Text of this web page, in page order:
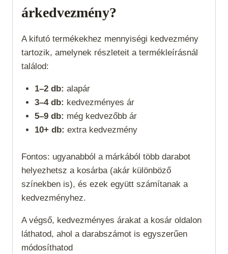
árkedvezmény?
A kifutó termékekhez mennyiségi kedvezmény
tartozik, amelynek részleteit a termékleírásnál
találod:
1–2 db: alapár
3–4 db: kedvezményes ár
5–9 db: még kedvezőbb ár
10+ db: extra kedvezmény
Fontos: ugyanabból a márkából több darabot
helyezhetsz a kosárba (akár különböző
színekben is), és ezek együtt számítanak a
kedvezményhez.
A végső, kedvezményes árakat a kosár oldalon
láthatod, ahol a darabszámot is egyszerűen
módosíthatod